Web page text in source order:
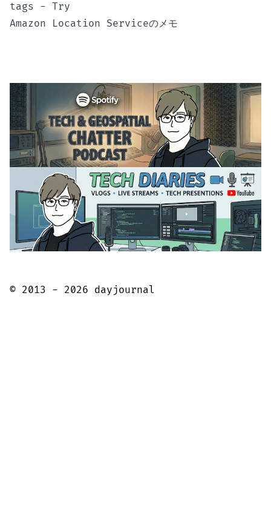
tags - Try
Amazon Location Serviceのメモ
© 2013 - 2026 dayjournal